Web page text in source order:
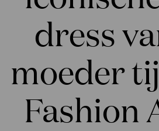
dress
moeder
Fashion